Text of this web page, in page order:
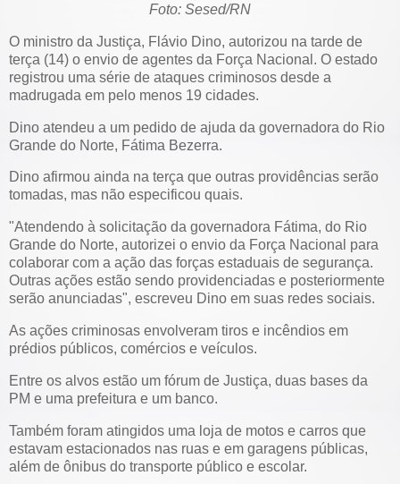
Foto: Sesed/RN
O ministro da Justiça, Flávio Dino, autorizou na tarde de
terça (14) o envio de agentes da Força Nacional. O estado
registrou uma série de ataques criminosos desde a
madrugada em pelo menos 19 cidades.
Dino atendeu a um pedido de ajuda da governadora do Rio
Grande do Norte, Fátima Bezerra.
Dino afirmou ainda na terça que outras providências serão
tomadas, mas não especificou quais.
"Atendendo à solicitação da governadora Fátima, do Rio
Grande do Norte, autorizei o envio da Força Nacional para
colaborar com a ação das forças estaduais de segurança.
Outras ações estão sendo providenciadas e posteriormente
serão anunciadas", escreveu Dino em suas redes sociais.
As ações criminosas envolveram tiros e incêndios em
prédios públicos, comércios e veículos.
Entre os alvos estão um fórum de Justiça, duas bases da
PM e uma prefeitura e um banco.
Também foram atingidos uma loja de motos e carros que
estavam estacionados nas ruas e em garagens públicas,
além de ônibus do transporte público e escolar.